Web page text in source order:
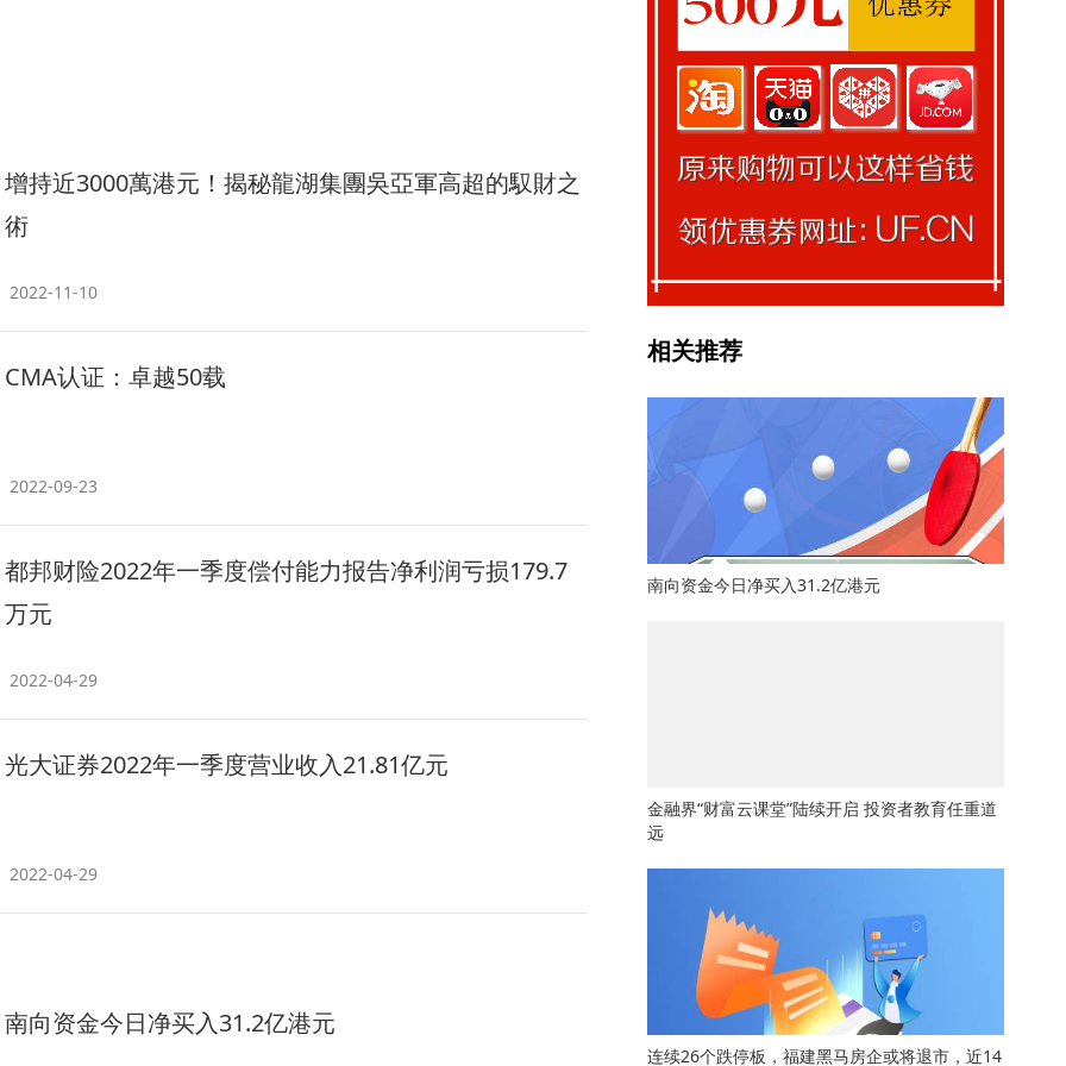
增持近3000萬港元！揭秘龍湖集團吳亞軍高超的馭財之
術
2022-11-10
CMA认证：卓越50载
2022-09-23
都邦财险2022年一季度偿付能力报告净利润亏损179.7
万元
2022-04-29
光大证券2022年一季度营业收入21.81亿元
2022-04-29
南向资金今日净买入31.2亿港元
相关推荐
南向资金今日净买入31.2亿港元
金融界“财富云课堂”陆续开启 投资者教育任重道
远
连续26个跌停板，福建黑马房企或将退市，近14